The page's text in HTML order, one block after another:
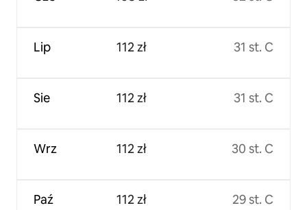
Lip
Sie
Wrz
Paź
112 zł
112 zł
112 zł
112 zł
31 st. C
31 st. C
30 st. C
29 st. C